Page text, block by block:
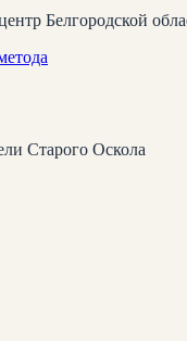
Белгородской
Старого Оскола